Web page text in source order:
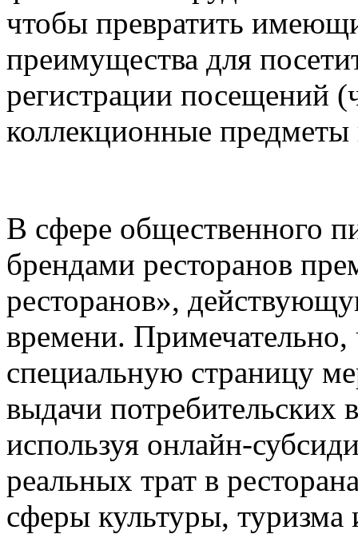
чтобы превратить
преимущества для
регистрации посещений
коллекционные
В сфере общественного
брендами ресторанов
ресторанов»,
времени. Примечательно,
специальную страницу
выдачи потребительских
используя онлайн-
реальных трат в
сферы культуры, туризма